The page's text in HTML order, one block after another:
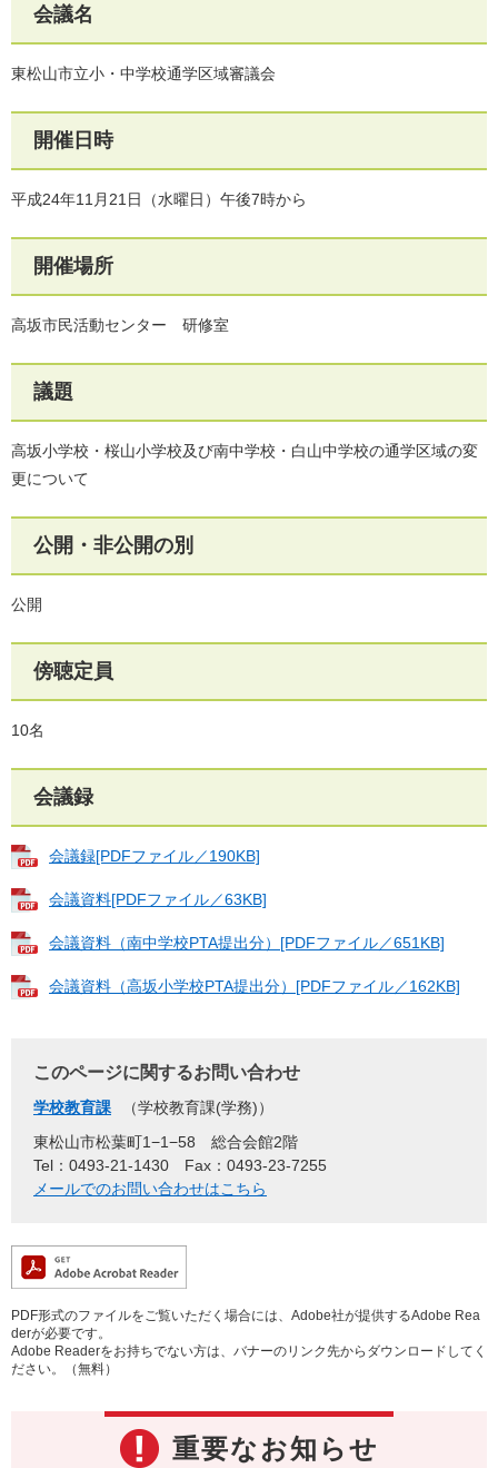
会議名
東松山市立小・中学校通学区域審議会
開催日時
平成24年11月21日（水曜日）午後7時から
開催場所
高坂市民活動センター 研修室
議題
高坂小学校・桜山小学校及び南中学校・白山中学校の通学区域の変
更について
公開・非公開の別
公開
傍聴定員
10名
会議録
会議録[PDFファイル／190KB]
会議資料[PDFファイル／63KB]
会議資料（南中学校PTA提出分）[PDFファイル／651KB]
会議資料（高坂小学校PTA提出分）[PDFファイル／162KB]
このページに関するお問い合わせ
学校教育課
学校教育課(学務)
東松山市松葉町1−1−58 総合会館2階
Tel：0493-21-1430
Fax：0493-23-7255
メールでのお問い合わせはこちら
PDF形式のファイルをご覧いただく場合には、Adobe社が提供するAdobe Rea
derが必要です。
Adobe Readerをお持ちでない方は、バナーのリンク先からダウンロードしてく
ださい。（無料）
重要なお知らせ